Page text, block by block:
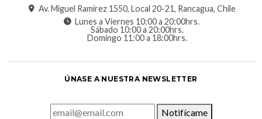
Av. Miguel Ramírez 1550, Local 20-21, Rancagua, Chile
Lunes a Viernes 10:00 a 20:00hrs.
Sábado 10:00 a 20:00hrs.
Domingo 11:00 a 18:00hrs.
ÚNASE A NUESTRA NEWSLETTER
Notifícame